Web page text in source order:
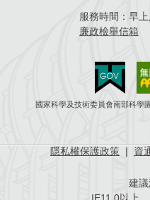
服務時間： 早
廉政檢舉信箱
國家科學及技術委員會南部科學
隱私權保護政策 | 資
建議